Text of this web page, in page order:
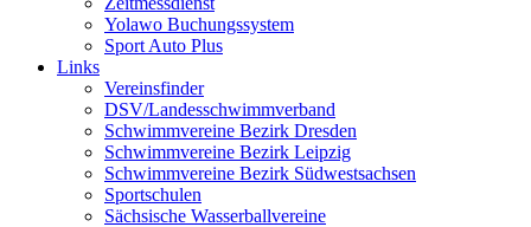
Yolawo Buchungssystem
Sport Auto Plus
Links
Vereinsfinder
DSV/Landesschwimmverband
Schwimmvereine Bezirk Dresden
Schwimmvereine Bezirk Leipzig
Schwimmvereine Bezirk Südwestsachsen
Sportschulen
Sächsische Wasserballvereine